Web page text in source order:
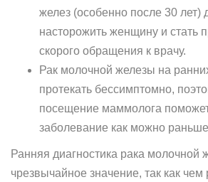
желез (особенно после 30 лет)
насторожить женщину и стать
скорого обращения к врачу.
Рак молочной железы на
протекать бессимптомно,
посещение маммолога
заболевание как можно
Ранняя диагностика рака молочной
чрезвычайное значение, так как чем